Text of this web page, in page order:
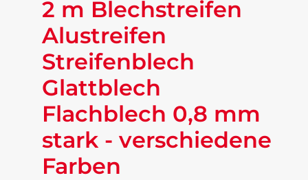
2 m Blechstreifen
Alustreifen
Streifenblech
Glattblech
Flachblech 0,8 mm
stark - verschiedene
Farben